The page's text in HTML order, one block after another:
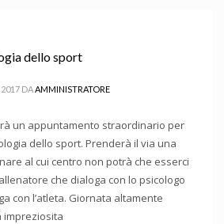
dello sport
DAAMMINISTRATORE
un appuntamento straordinario per
dello sport. Prenderà il via una
al cui centro non potrà che esserci
che dialoga con lo psicologo
con l’atleta. Giornata altamente
impreziosita